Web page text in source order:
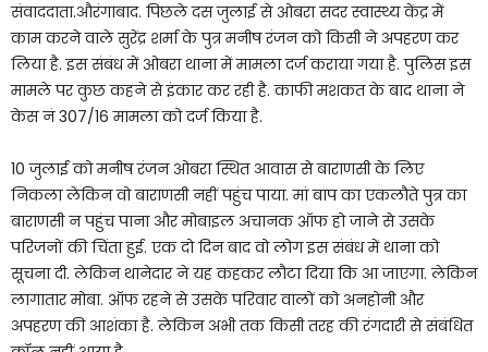
संवाददाता.औरंगाबाद. पिछले दस जुलाई से ओबरा सदर स्वास्थ्य केंद्र में
काम करने वाले सुरेंद्र शर्मा के पुत्र मनीष रंजन को किसी ने अपहरण कर
लिया है. इस संबंध में ओबरा थाना में मामला दर्ज कराया गया है. पुलिस इस
मामले पर कुछ कहने से इंकार कर रही है. काफी मशकत के बाद थाना ने
केस नं 307/16 मामला को दर्ज किया है.
10 जुलाई को मनीष रंजन ओबरा स्थित आवास से बाराणसी के लिए
निकला लेकिन वो बाराणसी नहीं पहुंच पाया. मां बाप का एकलौते पुत्र का
बाराणसी न पहुंच पाना और मोबाइल अचानक ऑफ हो जाने से उसके
परिजनों की चिंता हुई. एक दो दिन बाद वो लोग इस संबंध में थाना को
सूचना दी. लेकिन थानेदार ने यह कहकर लौटा दिया कि आ जाएगा. लेकिन
लागातार मोबा. ऑफ रहने से उसके परिवार वालों को अनहोनी और
अपहरण की आशंका है. लेकिन अभी तक किसी तरह की रंगदारी से संबंधित